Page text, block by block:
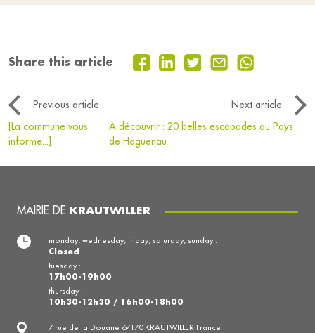
Share this article
Previous article
Next article
[La commune vous
informe...]
A découvrir : 20 belles escapades au Pays
de Haguenau
MAIRIE DE KRAUTWILLER
7 rue de la Douane 67170 KRAUTWILLER France
monday, wednesday, friday, saturday, sunday :
Closed
tuesday :
17h00-19h00
thursday :
10h30-12h30 / 16h00-18h00